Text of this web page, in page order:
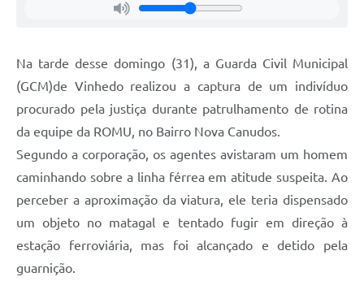
Galeria de Vídeos
Contas Públicas
Links Úteis
Na tarde desse domingo (31), a Guarda Civil Municipal
(GCM)de Vinhedo realizou a captura de um indivíduo
procurado pela justiça durante patrulhamento de rotina
da equipe da ROMU, no Bairro Nova Canudos.
Segundo a corporação, os agentes avistaram um homem
caminhando sobre a linha férrea em atitude suspeita. Ao
perceber a aproximação da viatura, ele teria dispensado
um objeto no matagal e tentado fugir em direção à
estação ferroviária, mas foi alcançado e detido pela
guarnição.